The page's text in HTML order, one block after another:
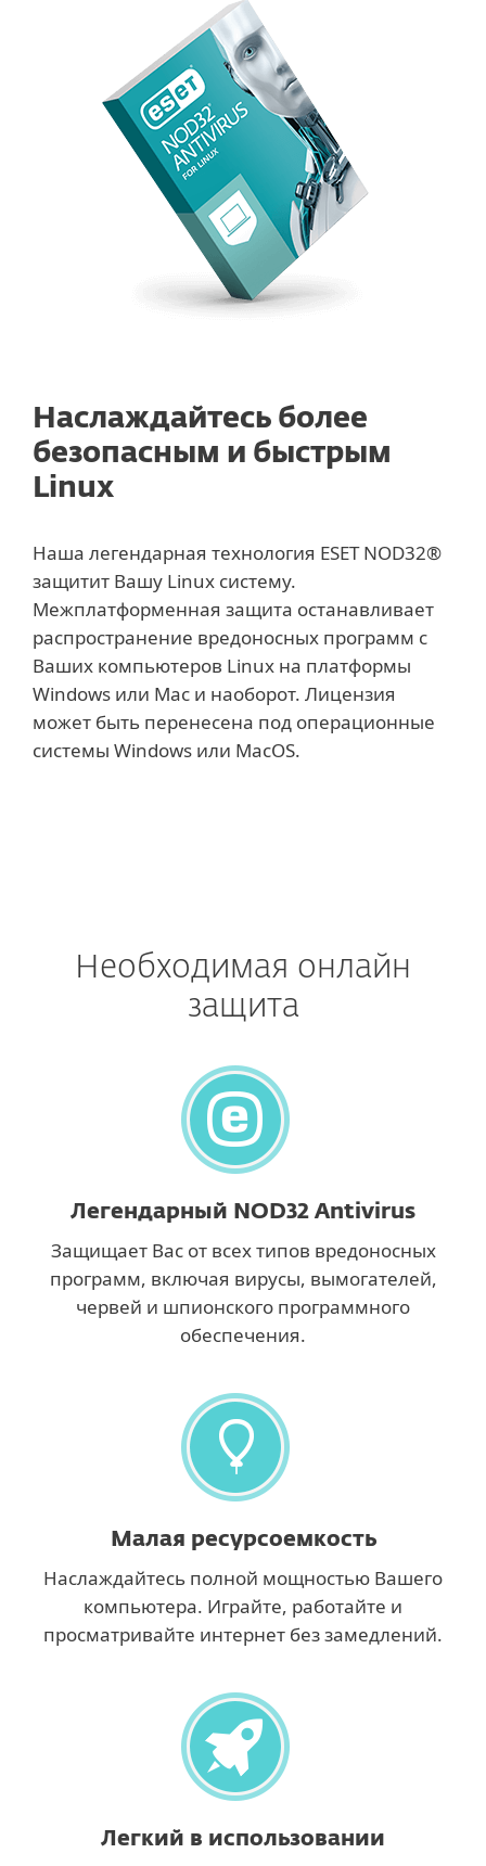
Наслаждайтесь более
безопасным и быстрым
Linux
Наша легендарная технология ESET NOD32®
защитит Вашу Linux систему.
Межплатформенная защита останавливает
распространение вредоносных программ с
Ваших компьютеров Linux на платформы
Windows или Mac и наоборот. Лицензия
может быть перенесена под операционные
системы Windows или MacOS.
Необходимая онлайн
защита
Легендарный NOD32 Antivirus
Защищает Вас от всех типов вредоносных
программ, включая вирусы, вымогателей,
червей и шпионского программного
обеспечения.
Малая ресурсоемкость
Наслаждайтесь полной мощностью Вашего
компьютера. Играйте, работайте и
просматривайте интернет без замедлений.
Легкий в использовании